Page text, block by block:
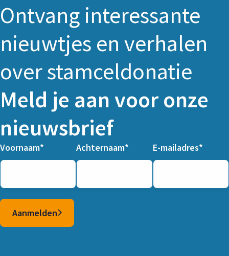
Ontvang interessante
nieuwtjes en verhalen
over stamceldonatie
Meld je aan voor onze
nieuwsbrief
Columns
Voornaam Achternaam E-mailadres
Aanmelden